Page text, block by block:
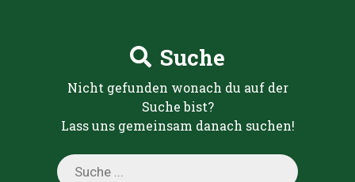
Suche
Nicht gefunden wonach du auf der
Suche bist?
Lass uns gemeinsam danach suchen!
Products
search